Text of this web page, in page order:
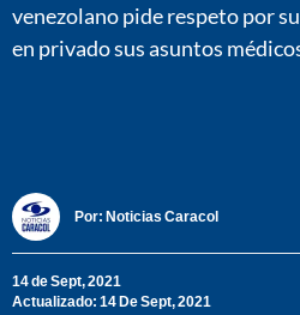
venezolano pide respeto por
en privado sus asuntos
Por: Noticias Caracol
14 de Sept, 2021
Actualizado: 14 De Sept, 2021